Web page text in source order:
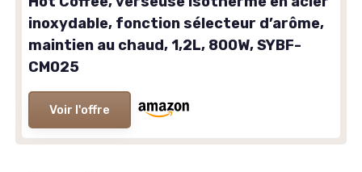
inoxydable, fonction sélecteur d’arôme,
maintien au chaud, 1,2L, 800W, SYBF-
CM025
Voir l'offre